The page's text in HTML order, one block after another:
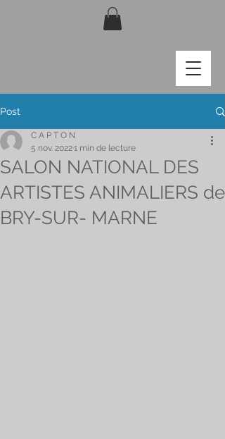
Post
SALON NATIONAL DES
ARTISTES ANIMALIERS de
BRY-SUR- MARNE
C A P T O N
5 nov. 20221 min de lecture